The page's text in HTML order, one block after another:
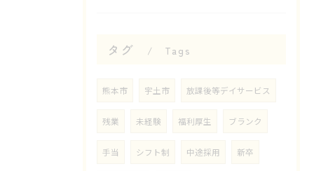
タグ Tags
熊本市 宇土市 放課後等デイサービス
残業 未経験 福利厚生 ブランク
手当 シフト制 中途採用 新卒